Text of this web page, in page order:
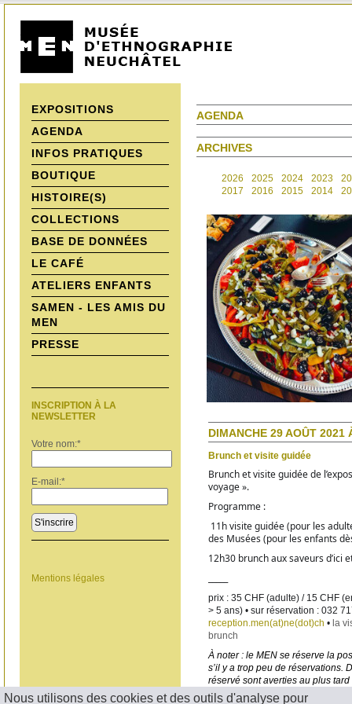
Nous utilisons des cookies et des outils d'analyse pour
EXPOSITIONS
AGENDA
INFOS PRATIQUES
BOUTIQUE
HISTOIRE(S)
COLLECTIONS
BASE DE DONNÉES
LE CAFÉ
ATELIERS ENFANTS
SAMEN - LES AMIS DU
MEN
PRESSE
INSCRIPTION À LA
NEWSLETTER
Votre nom:*
E-mail:*
S'inscrire
Mentions légales
AGENDA
ARCHIVES
2026 2025 2024 2023
2017
2016 2015 2014
DIMANCHE 29 AOÛT 2021
Brunch et visite guidée
Brunch et visite guidée de
voyage ».
Programme :
11h visite guidée (pour les
des Musées (pour les enfants
12h30 brunch aux saveurs d’ici
prix : 35 CHF (adulte) / 15 CHF
reception.men(at)ne(dot)ch • la
brunch
À noter : le MEN se réserve la
s’il y a trop peu de réservations.
réservé sont averties au plus tard
< RETOUR